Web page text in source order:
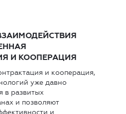
И КООПЕРАЦИЯ
и кооперация,
уже давно
в развитых
и позволяют
и